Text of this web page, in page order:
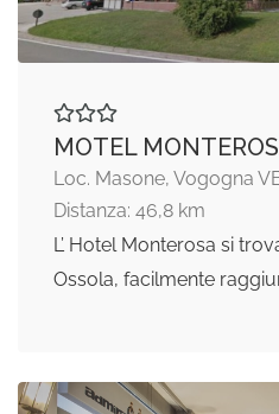
MOTEL
Loc. Masone, Vogogna
Distanza: 46,8 km
L’ Hotel Monterosa si
Ossola, facilmente